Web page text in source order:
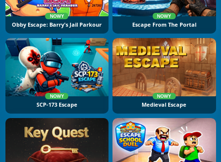
NOWY
Obby Escape: Barry's Jail Parkour
NOWY
Escape From The Portal
NOWY
SCP-173 Escape
NOWY
Medieval Escape